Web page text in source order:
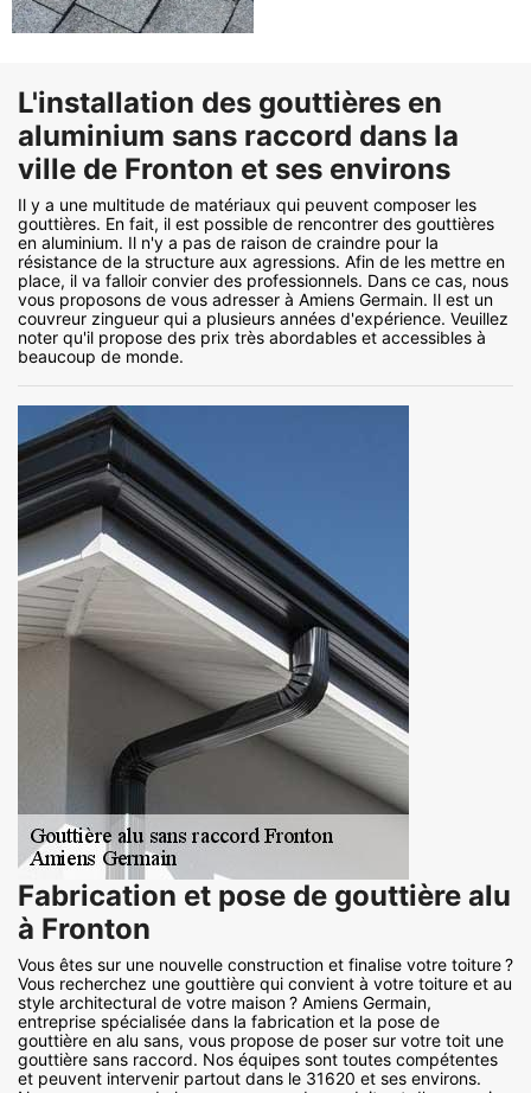
L'installation des gouttières en
aluminium sans raccord dans la
ville de Fronton et ses environs
Il y a une multitude de matériaux qui peuvent composer les
gouttières. En fait, il est possible de rencontrer des gouttières
en aluminium. Il n'y a pas de raison de craindre pour la
résistance de la structure aux agressions. Afin de les mettre en
place, il va falloir convier des professionnels. Dans ce cas, nous
vous proposons de vous adresser à Amiens Germain. Il est un
couvreur zingueur qui a plusieurs années d'expérience. Veuillez
noter qu'il propose des prix très abordables et accessibles à
beaucoup de monde.
Fabrication et pose de gouttière alu
à Fronton
Vous êtes sur une nouvelle construction et finalise votre toiture ?
Vous recherchez une gouttière qui convient à votre toiture et au
style architectural de votre maison ? Amiens Germain,
entreprise spécialisée dans la fabrication et la pose de
gouttière en alu sans, vous propose de poser sur votre toit une
gouttière sans raccord. Nos équipes sont toutes compétentes
et peuvent intervenir partout dans le 31620 et ses environs.